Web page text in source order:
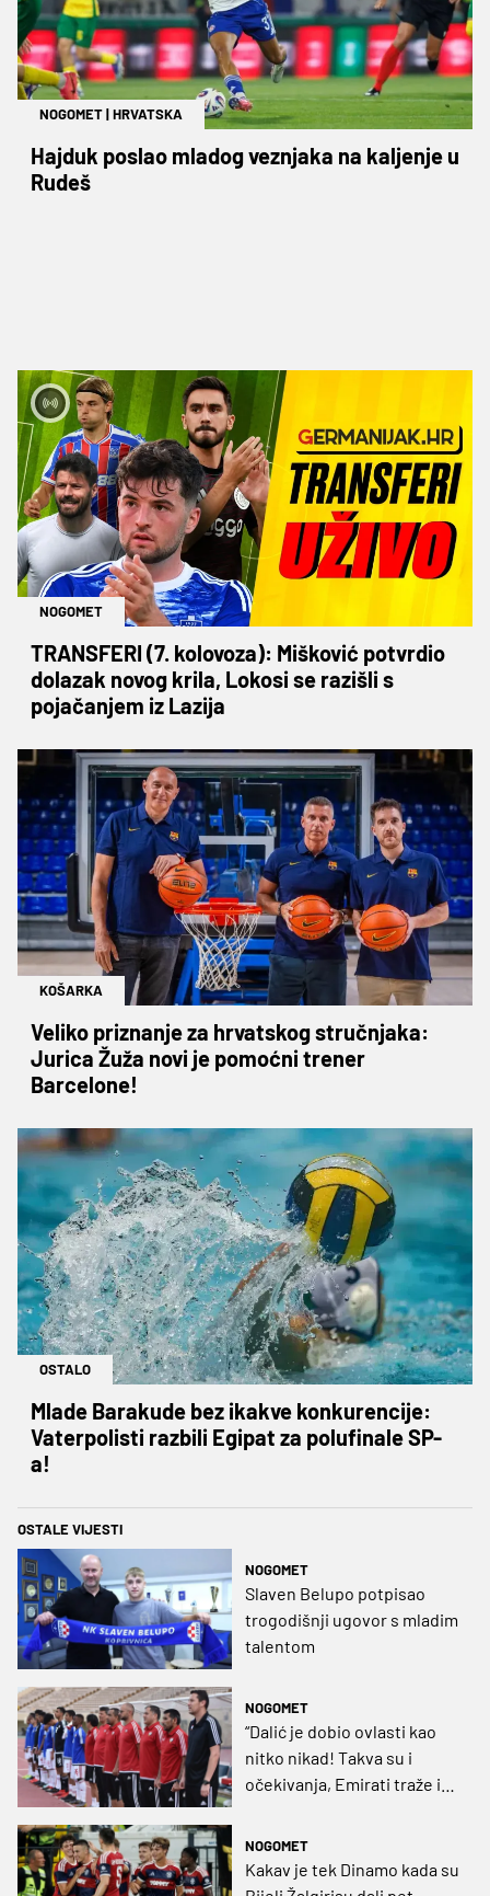
NOGOMET|HRVATSKA
Hajduk poslao mladog veznjaka na kaljenje u
Rudeš
NOGOMET
TRANSFERI (7. kolovoza): Mišković potvrdio
dolazak novog krila, Lokosi se razišli s
pojačanjem iz Lazija
KOŠARKA
Veliko priznanje za hrvatskog stručnjaka:
Jurica Žuža novi je pomoćni trener
Barcelone!
OSTALO
Mlade Barakude bez ikakve konkurencije:
Vaterpolisti razbili Egipat za polufinale SP-
a!
OSTALE VIJESTI
NOGOMET
Slaven Belupo potpisao
trogodišnji ugovor s mladim
talentom
NOGOMET
“Dalić je dobio ovlasti kao
nitko nikad! Takva su i
očekivanja, Emirati traže i
NOGOMET
Kakav je tek Dinamo kada su